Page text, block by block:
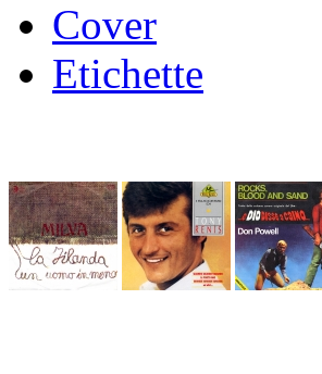
Cover
Etichette